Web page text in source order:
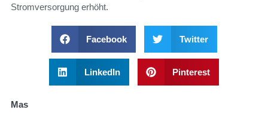
Stromversorgung erhöht.
Facebook Twitter
LinkedIn Pinterest
Mas